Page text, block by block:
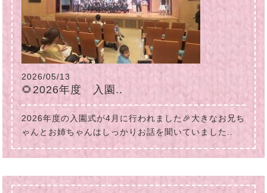
2026/05/13
🌻2026年度 入園..
2026年度の入園式が4月に行われました🎉大きなお兄ち
ゃんとお姉ちゃんはしっかりお話を聞いていました..